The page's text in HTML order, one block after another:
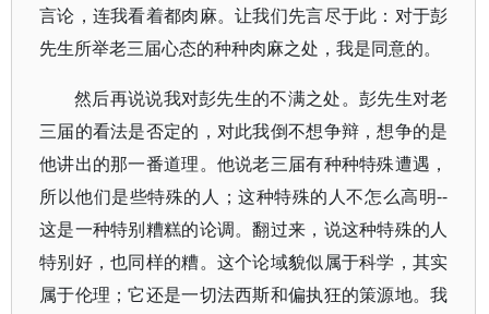
言论，连我看着都肉麻。让我们先言尽于此：对于彭
先生所举老三届心态的种种肉麻之处，我是同意的。
然后再说说我对彭先生的不满之处。彭先生对老
三届的看法是否定的，对此我倒不想争辩，想争的是
他讲出的那一番道理。他说老三届有种种特殊遭遇，
所以他们是些特殊的人；这种特殊的人不怎么高明--
这是一种特别糟糕的论调。翻过来，说这种特殊的人
特别好，也同样的糟。这个论域貌似属于科学，其实
属于伦理；它还是一切法西斯和偏执狂的策源地。我